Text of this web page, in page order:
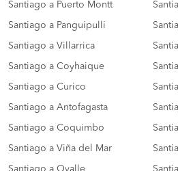
Santiago a Puerto Montt
Santiago a Panguipulli
Santiago a Villarrica
Santiago a Coyhaique
Santiago a Curico
Santiago a Antofagasta
Santiago a Coquimbo
Santiago a Viña del Mar
Santiago a Ovalle